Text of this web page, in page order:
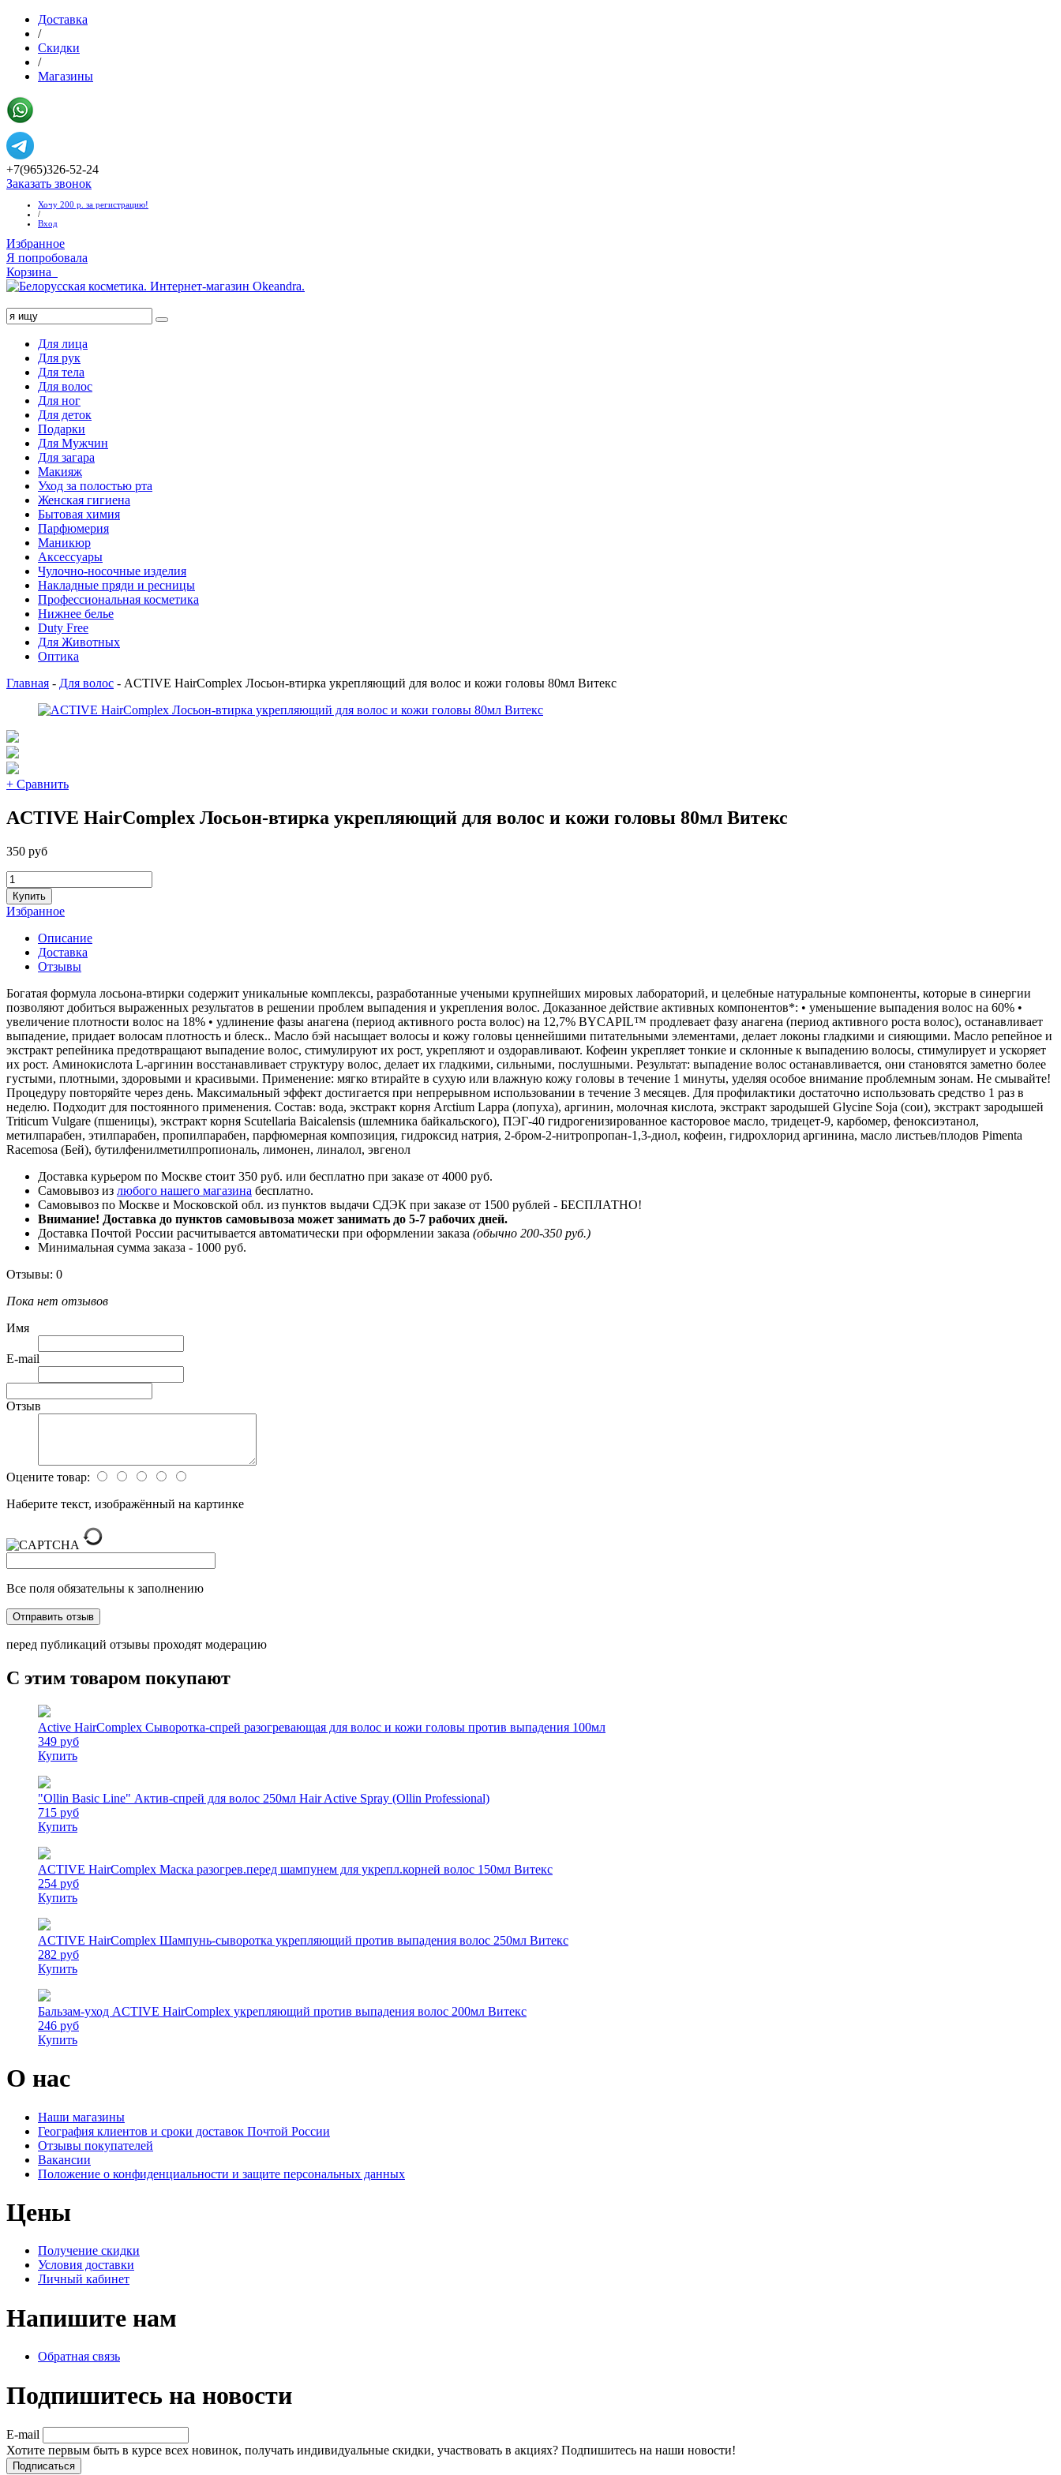
Доставка
/
Скидки
/
Магазины
+7(965)326-52-24
Заказать звонок
Хочу 200 р. за регистрацию!
/
Вход
Избранное
Я попробовала
Корзина
Для лица
Для рук
Для тела
Для волос
Для ног
Для деток
Подарки
Для Мужчин
Для загара
Макияж
Уход за полостью рта
Женская гигиена
Бытовая химия
Парфюмерия
Маникюр
Аксессуары
Чулочно-носочные изделия
Накладные пряди и ресницы
Профессиональная косметика
Нижнее белье
Duty Free
Для Животных
Оптика
Главная - Для волос - ACTIVE HairComplex Лосьон-втирка укрепляющий для волос и кожи головы 80мл Витекс
+ Сравнить
ACTIVE HairComplex Лосьон-втирка укрепляющий для волос и кожи головы 80мл Витекс
350 руб
Купить
Избранное
Описание
Доставка
Отзывы
Богатая формула лосьона-втирки содержит уникальные комплексы, разработанные учеными крупнейших мировых лабораторий, и целебные натуральные компоненты, которые в синергии
позволяют добиться выраженных результатов в решении проблем выпадения и укрепления волос. Доказанное действие активных компонентов*: • уменьшение выпадения волос на 60% •
увеличение плотности волос на 18% • удлинение фазы анагена (период активного роста волос) на 12,7% BYCAPIL™ продлевает фазу анагена (период активного роста волос), останавливает
выпадение, придает волосам плотность и блеск.. Масло бэй насыщает волосы и кожу головы ценнейшими питательными элементами, делает локоны гладкими и сияющими. Масло репейное и
экстракт репейника предотвращают выпадение волос, стимулируют их рост, укрепляют и оздоравливают. Кофеин укрепляет тонкие и склонные к выпадению волосы, стимулирует и ускоряет
их рост. Аминокислота L-аргинин восстанавливает структуру волос, делает их гладкими, сильными, послушными. Результат: выпадение волос останавливается, они становятся заметно более
густыми, плотными, здоровыми и красивыми. Применение: мягко втирайте в сухую или влажную кожу головы в течение 1 минуты, уделяя особое внимание проблемным зонам. Не смывайте!
Процедуру повторяйте через день. Максимальный эффект достигается при непрерывном использовании в течение 3 месяцев. Для профилактики достаточно использовать средство 1 раз в
неделю. Подходит для постоянного применения. Состав: вода, экстракт корня Arctium Lappa (лопуха), аргинин, молочная кислота, экстракт зародышей Glycine Soja (сои), экстракт зародышей
Triticum Vulgare (пшеницы), экстракт корня Scutellaria Baicalensis (шлемника байкальского), ПЭГ-40 гидрогенизированное касторовое масло, тридецет-9, карбомер, феноксиэтанол,
метилпарабен, этилпарабен, пропилпарабен, парфюмерная композиция, гидроксид натрия, 2-бром-2-нитропропан-1,3-диол, кофеин, гидрохлорид аргинина, масло листьев/плодов Pimenta
Racemosa (Бей), бутилфенилметилпропиональ, лимонен, линалол, эвгенол
Доставка курьером по Москве стоит 350 руб. или бесплатно при заказе от 4000 руб.
Самовывоз из любого нашего магазина бесплатно.
Самовывоз по Москве и Московской обл. из пунктов выдачи СДЭК при заказе от 1500 рублей - БЕСПЛАТНО!
Внимание! Доставка до пунктов самовывоза может занимать до 5-7 рабочих дней.
Доставка Почтой России расчитывается автоматически при оформлении заказа (обычно 200-350 руб.)
Минимальная сумма заказа - 1000 руб.
Отзывы: 0
Пока нет отзывов
Имя
E-mail
Отзыв
Оцените товар:
Наберите текст, изображённый на картинке
Все поля обязательны к заполнению
перед публикаций отзывы проходят модерацию
С этим товаром покупают
Active HairComplex Сыворотка-спрей разогревающая для волос и кожи головы против выпадения 100мл
349 руб
Купить
"Ollin Basic Line" Актив-спрей для волос 250мл Hair Active Spray (Ollin Professional)
715 руб
Купить
ACTIVE HairComplex Маска разогрев.перед шампунем для укрепл.корней волос 150мл Витекс
254 руб
Купить
ACTIVE HairComplex Шампунь-сыворотка укрепляющий против выпадения волос 250мл Витекс
282 руб
Купить
Бальзам-уход ACTIVE HairComplex укрепляющий против выпадения волос 200мл Витекс
246 руб
Купить
О нас
Наши магазины
География клиентов и сроки доставок Почтой России
Отзывы покупателей
Вакансии
Положение о конфиденциальности и защите персональных данных
Цены
Получение скидки
Условия доставки
Личный кабинет
Напишите нам
Обратная связь
Подпишитесь на новости
E-mail
Хотите первым быть в курсе всех новинок, получать индивидуальные скидки, участвовать в акциях? Подпишитесь на наши новости!